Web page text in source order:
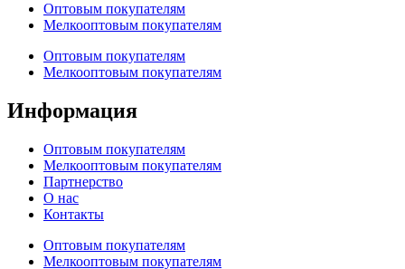
Оптовым покупателям
Мелкооптовым покупателям
Оптовым покупателям
Мелкооптовым покупателям
Информация
Оптовым покупателям
Мелкооптовым покупателям
Партнерство
О нас
Контакты
Оптовым покупателям
Мелкооптовым покупателям